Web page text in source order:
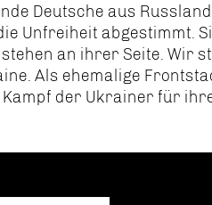
Deutsche aus
Unfreiheit abgestimmt.
an ihrer Seite. Wir
Als ehemalige
der Ukrainer für